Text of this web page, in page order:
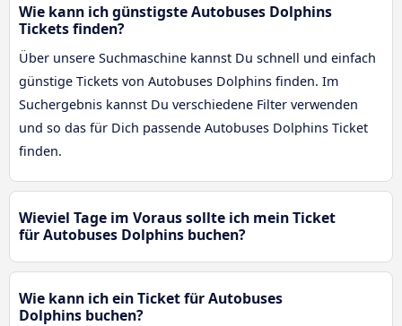
Wie kann ich günstigste Autobuses Dolphins
Tickets finden?
Über unsere Suchmaschine kannst Du schnell und einfach
günstige Tickets von Autobuses Dolphins finden. Im
Suchergebnis kannst Du verschiedene Filter verwenden
und so das für Dich passende Autobuses Dolphins Ticket
finden.
Wieviel Tage im Voraus sollte ich mein Ticket
für Autobuses Dolphins buchen?
Wie kann ich ein Ticket für Autobuses
Dolphins buchen?